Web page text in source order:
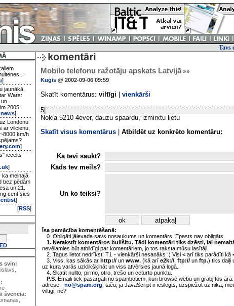
Tavs
]
jaunākā
Wars:
un
2005.
]
Londonu
ar vilcienu,
km/h
]
iecelts
]
ka melnajā
bez pēdām
un 21.
centīsies
]
[RSS]
svin:
švencia:
Mobilo telefonu ražotāju apskats Latvijā»»
Kuģis @ 2002-09-06 09:59
Skatīt komentārus: viltīgi vienkārši
5|
Nokia 5210 4ever, dauzu spaardu, izmirxtu lietu
Skatīt visus komentārus
Atbildēt uz konkrēto komentāru:
Kā tevi saukt?
Kāds tev meils?
Un ko teiksi?
Īsa pamācība komentēšanā:
0. Obligāti jāievada savs nosaukums un komentārs. Epasts nav obligāts.
1. Nerakstīt komentāros bullšitu. Tādi komentāri tiks dzēsti, lai
nevēlamies būt atbildīgi par komentāriem, jo tos raksta mūsu lasītāji.
2. Tagus lietot nedrīkst. T.i. - vienkārši nesanāks :) Visi < arī tiks parādīti kā
3. Viss, kas sākās ar http:// un www. (kā arī e2k:// ftp:// un ftp.) tiks daiļi
uz kura varās uzklikšķināt un viss atvērsies jaunā logā.
4. Skatīt nullto, pirmo, otro, trešo un ceturto punktu.
P.S. Emaili tiek pasargāti no spambotiem, kuri browsē webu un grābj tos
adrese - no@spam.org , taču, ja JavaScript ir ieslēgts, uzspiežot uz nika,
viltīgi, ne?